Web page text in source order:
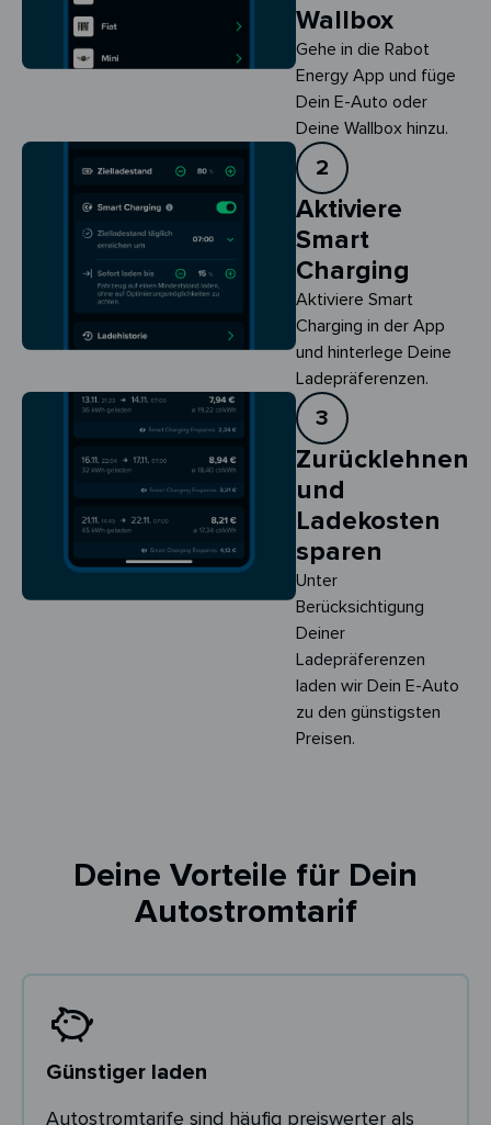
Wallbox
Gehe in die Rabot
Energy App und füge
Dein E-Auto oder
Deine Wallbox hinzu.
2
Aktiviere
Smart
Charging
Aktiviere Smart
Charging in der App
und hinterlege Deine
Ladepräferenzen.
3
Zurücklehnen
und
Ladekosten
sparen
Unter
Berücksichtigung
Deiner
Ladepräferenzen
laden wir Dein E-Auto
zu den günstigsten
Preisen.
Deine Vorteile für Dein
Autostromtarif
Günstiger laden
Autostromtarife sind häufig preiswerter als